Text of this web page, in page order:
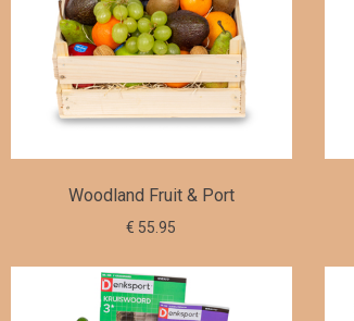
Woodland Fruit & Port
€ 55.95